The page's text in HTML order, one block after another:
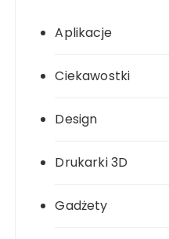
Aplikacje
Ciekawostki
Design
Drukarki 3D
Gadżety